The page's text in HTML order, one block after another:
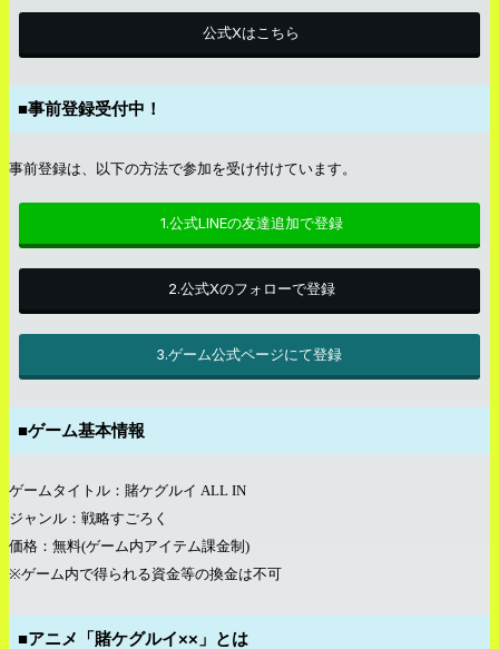
公式Xはこちら
■事前登録受付中！
事前登録は、以下の方法で参加を受け付けています。
1.公式LINEの友達追加で登録
2.公式Xのフォローで登録
3.ゲーム公式ページにて登録
■ゲーム基本情報
ゲームタイトル：賭ケグルイ ALL IN
ジャンル：戦略すごろく
価格：無料(ゲーム内アイテム課金制 )
※ゲーム内で得られる資金等の換金は不可
■アニメ「賭ケグルイ××」とは